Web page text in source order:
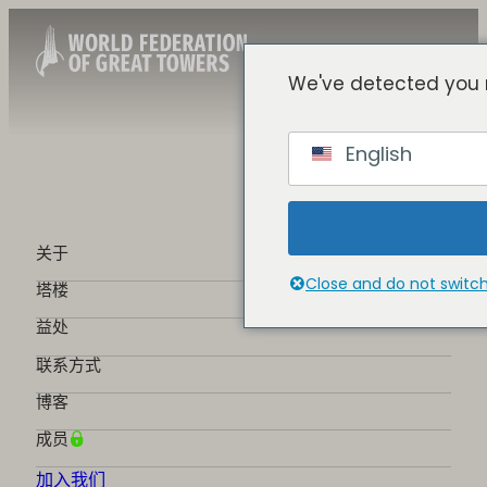
English
Portuguese
关于
塔楼
益处
联系方式
博客
成员
加入我们
We've detected
English
Close and do not